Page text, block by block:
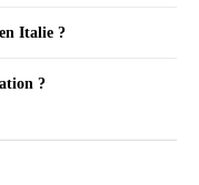
Italie ?
?